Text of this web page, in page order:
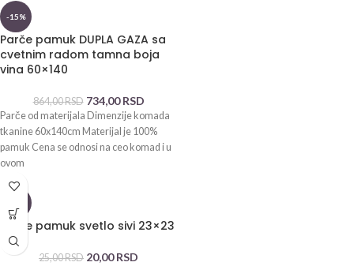
-15%
Parče pamuk DUPLA GAZA sa
cvetnim radom tamna boja
vina 60×140
864,00RSD 734,00RSD
Parče od materijala Dimenzije komada
tkanine 60x140cm Materijal je 100%
pamuk Cena se odnosi na ceo komad i u
ovom
Parče pamuk svetlo sivi 23×23
25,00RSD 20,00RSD